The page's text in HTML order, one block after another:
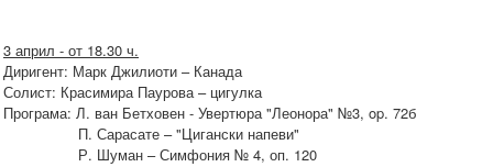
3 април - от 18.30 ч.
Диригент: Марк Джилиоти – Канада
Солист: Красимира Паурова – цигулка
Програма: Л. ван Бетховен - Увертюра "Леонора" №3, op. 72б
П. Сарасате – "Цигански напеви"
Р. Шуман – Симфония № 4, оп. 120